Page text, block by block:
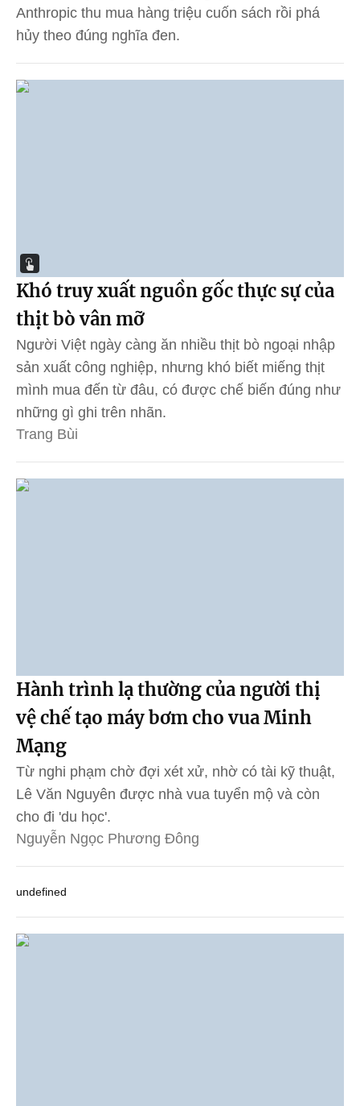
Anthropic thu mua hàng triệu cuốn sách rồi phá
hủy theo đúng nghĩa đen.
Khó truy xuất nguồn gốc thực sự của
thịt bò vân mỡ
Người Việt ngày càng ăn nhiều thịt bò ngoại nhập
sản xuất công nghiệp, nhưng khó biết miếng thịt
mình mua đến từ đâu, có được chế biến đúng như
những gì ghi trên nhãn.
Trang Bùi
Hành trình lạ thường của người thị
vệ chế tạo máy bơm cho vua Minh
Mạng
Từ nghi phạm chờ đợi xét xử, nhờ có tài kỹ thuật,
Lê Văn Nguyên được nhà vua tuyển mộ và còn
cho đi 'du học'.
Nguyễn Ngọc Phương Đông
undefined